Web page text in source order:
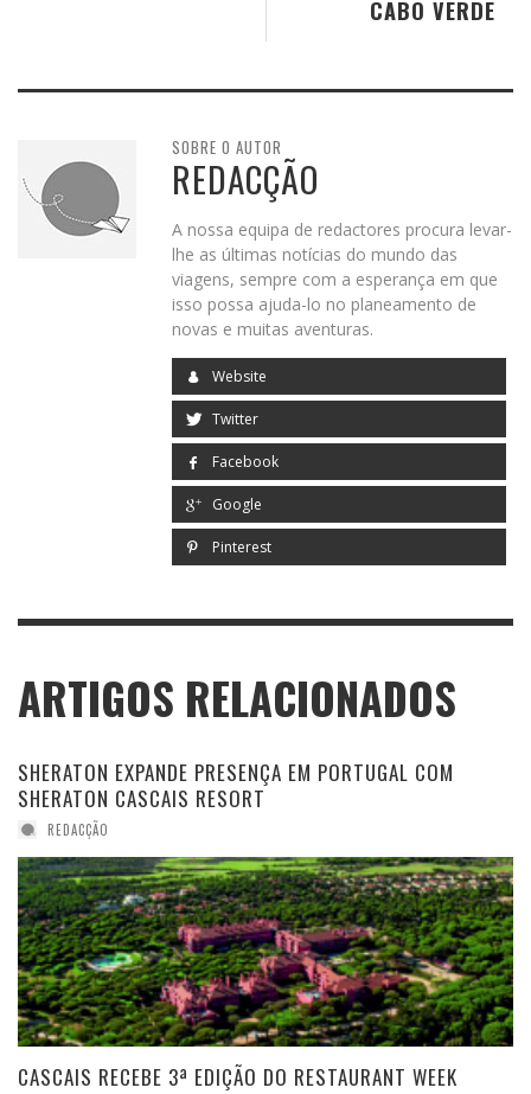
CABO VERDE
SOBRE O AUTOR
REDACÇÃO
A nossa equipa de redactores procura levar-
lhe as últimas notícias do mundo das
viagens, sempre com a esperança em que
isso possa ajuda-lo no planeamento de
novas e muitas aventuras.
Website
Twitter
Facebook
Google
Pinterest
ARTIGOS RELACIONADOS
SHERATON EXPANDE PRESENÇA EM PORTUGAL COM
SHERATON CASCAIS RESORT
REDACÇÃO
CASCAIS RECEBE 3ª EDIÇÃO DO RESTAURANT WEEK